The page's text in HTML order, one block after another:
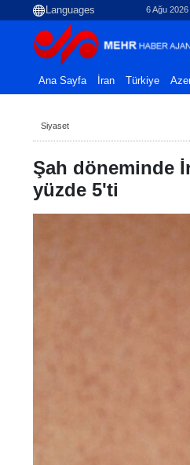
6 Ağu 2026
Ana Sayfa İran Türkiye
Siyaset
Şah döneminde
yüzde 5'ti